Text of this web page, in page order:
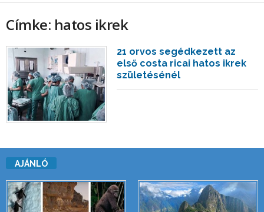
Címke: hatos ikrek
21 orvos segédkezett az
első costa ricai hatos ikrek
születésénél
AJÁNLÓ